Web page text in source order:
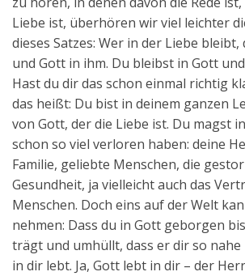
Liebe ist, überhören wir viel leichter
dieses Satzes: Wer in der Liebe
und Gott in ihm. Du bleibst in Gott
Hast du dir das schon einmal richtig
das heißt: Du bist in deinem ganzen
von Gott, der die Liebe ist. Du magst
schon so viel verloren haben: deine
Familie, geliebte Menschen, die
Gesundheit, ja vielleicht auch das
Menschen. Doch eins auf der Welt
nehmen: Dass du in Gott geborgen
trägt und umhüllt, dass er dir so nahe
in dir lebt. Ja, Gott lebt in dir – der